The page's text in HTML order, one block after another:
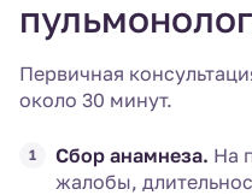
Первичная
около 30 минут.
Сбор анамнеза. На
жалобы,